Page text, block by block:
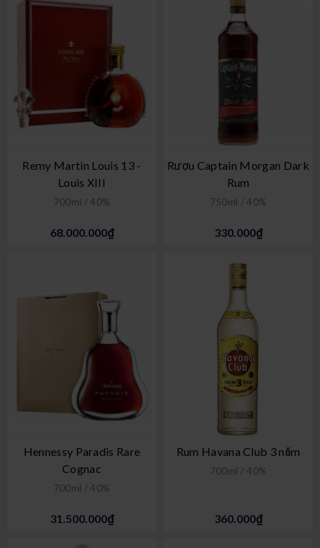
Remy Martin Louis 13 -
Louis XIII
700ml / 40%
68.000.000₫
Rượu Captain Morgan Dark
Rum
750ml / 40%
330.000₫
Hennessy Paradis Rare
Cognac
700ml / 40%
31.500.000₫
Rum Havana Club 3 năm
700ml / 40%
360.000₫